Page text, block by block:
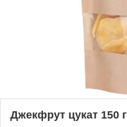
Джекфрут цукат 150 г